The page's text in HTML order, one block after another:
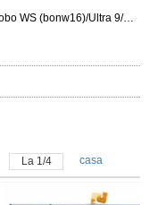
FSP System76 Bonobo WS (bonw16)/Ultra 9/RTX5090
La 2/4 casa